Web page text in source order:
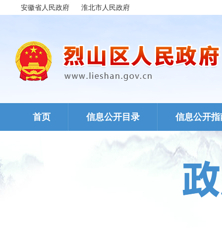
安徽省人民政府 淮北市人民政府
首页 信息公开目录 信息公开指